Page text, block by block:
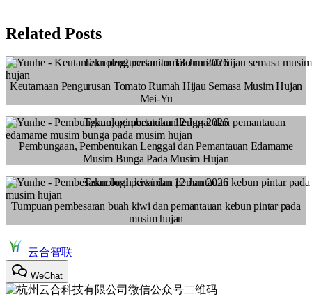
Related Posts
Teknologi pertanian 13 Jun 2026
Keutamaan Pengurusan Tomato Rumah Hijau Semasa Musim Hujan
Mei-Yu
Teknologi pertanian 12 Jun 2026
Pembungaan, Pembentukan Lenggai dan Pemantauan Edamame
Musim Bunga Pada Musim Hujan
Teknologi pertanian 12 Jun 2026
Tumpuan pembesaran buah kiwi dan pemantauan kebun pintar pada
musim hujan
云合智联
WeChat